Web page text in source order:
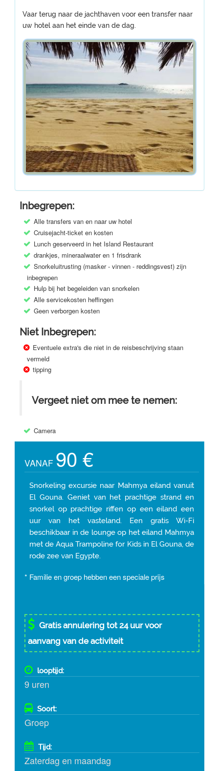
Vaar terug naar de jachthaven voor een transfer naar
uw hotel aan het einde van de dag.
Inbegrepen:
Alle transfers van en naar uw hotel
Cruisejacht-ticket en kosten
Lunch geserveerd in het Island Restaurant
drankjes, mineraalwater en 1 frisdrank
Snorkeluitrusting (masker - vinnen - reddingsvest) zijn
inbegrepen
Hulp bij het begeleiden van snorkelen
Alle servicekosten heffingen
Geen verborgen kosten
Niet Inbegrepen:
Eventuele extra's die niet in de reisbeschrijving staan ​​
vermeld
tipping
Vergeet niet om mee te nemen:
Camera
VANAF 90 €
Snorkeling excursie naar Mahmya eiland vanuit
El Gouna. Geniet van het prachtige strand en
snorkel op prachtige riffen op een eiland een
uur van het vasteland. Een gratis Wi-Fi
beschikbaar in de lounge op het eiland Mahmya
met de Aqua Trampoline for Kids in El Gouna, de
rode zee van Egypte.
* Familie en groep hebben een speciale prijs
Gratis annulering tot 24 uur voor
aanvang van de activiteit
looptijd:
9 uren
Soort:
Groep
Tijd:
Zaterdag en maandag